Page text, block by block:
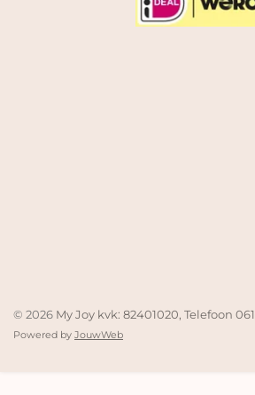
© 2026 My Joy kvk: 82401020, Telefoon
Powered by JouwWeb